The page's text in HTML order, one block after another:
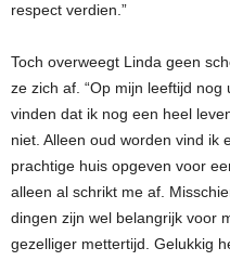
respect verdien.”
Toch overweegt Linda geen
ze zich af. “Op mijn leeftijd
vinden dat ik nog een heel
niet. Alleen oud worden vind ik
prachtige huis opgeven voor
alleen al schrikt me af.
dingen zijn wel belangrijk voor
gezelliger mettertijd. Gelukkig